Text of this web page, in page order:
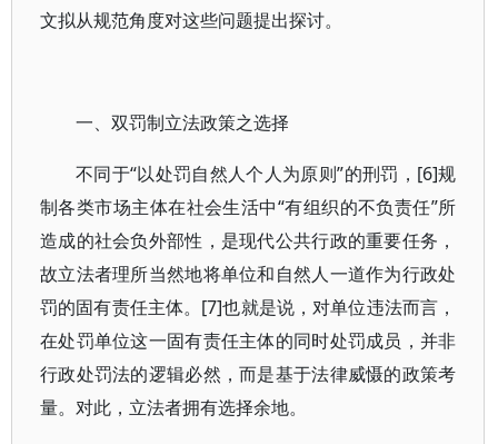
文拟从规范角度对这些问题提出探讨。
一、双罚制立法政策之选择
不同于“以处罚自然人个人为原则”的刑罚，[6]规
制各类市场主体在社会生活中“有组织的不负责任”所
造成的社会负外部性，是现代公共行政的重要任务，
故立法者理所当然地将单位和自然人一道作为行政处
罚的固有责任主体。[7]也就是说，对单位违法而言，
在处罚单位这一固有责任主体的同时处罚成员，并非
行政处罚法的逻辑必然，而是基于法律威慑的政策考
量。对此，立法者拥有选择余地。